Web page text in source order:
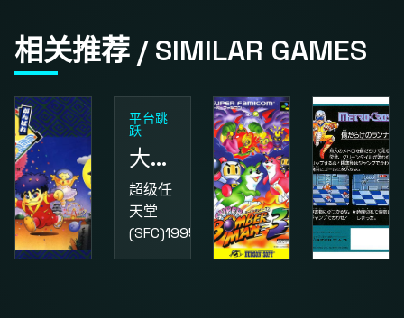
相关推荐 / SIMILAR GAMES
平台跳
跃
大金刚国度2
超级任
天堂
(SFC)1995